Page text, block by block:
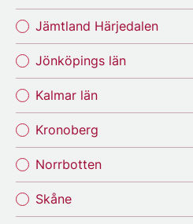
Jämtland Härjedalen
Jönköpings län
Kalmar län
Kronoberg
Norrbotten
Skåne